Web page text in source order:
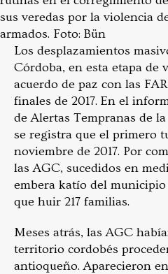
sus veredas por la violencia
armados. Foto: Bün
Los desplazamientos
Córdoba, en esta etapa de
acuerdo de paz con las
finales de 2017. En el
de Alertas Tempranas de
se registra que el primero
noviembre de 2017. Por
las AGC, sucedidos en
embera katío del
que huir 217 familias.
Meses atrás, las AGC
territorio cordobés
antioqueño. Aparecieron